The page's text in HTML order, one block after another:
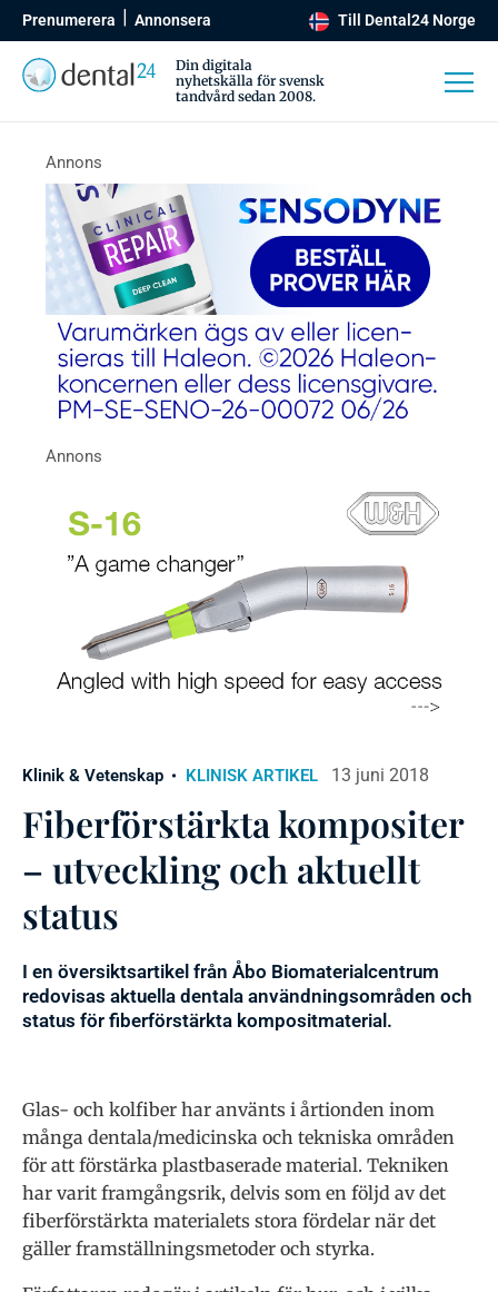
Prenumerera Annonsera Till Dental24 Norge
Din digitala
nyhetskälla för svensk
tandvård sedan 2008.
Klinik & Vetenskap KLINISK ARTIKEL 13 juni 2018
Fiberförstärkta kompositer
– utveckling och aktuellt
status
I en översiktsartikel från Åbo Biomaterialcentrum
redovisas aktuella dentala användningsområden och
status för fiberförstärkta kompositmaterial.
Glas- och kolfiber har använts i årtionden inom
många dentala/medicinska och tekniska områden
för att förstärka plastbaserade material. Tekniken
har varit framgångsrik, delvis som en följd av det
fiberförstärkta materialets stora fördelar när det
gäller framställningsmetoder och styrka.